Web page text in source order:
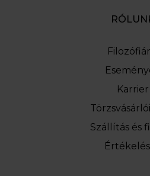
Karrier
Szállítás és